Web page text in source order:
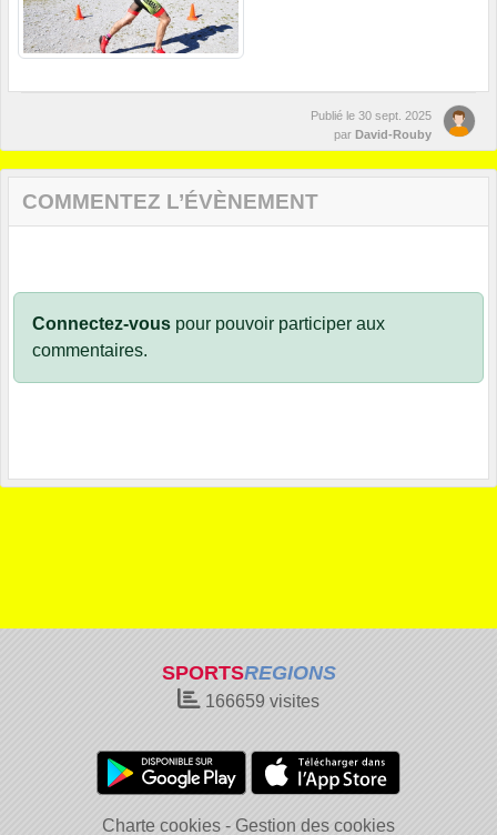
Publié le 30 sept. 2025
par David-Rouby
COMMENTEZ L’ÉVÈNEMENT
Connectez-vous pour pouvoir participer aux
commentaires.
SPORTSREGIONS
166659 visites
Charte cookies Gestion des cookies